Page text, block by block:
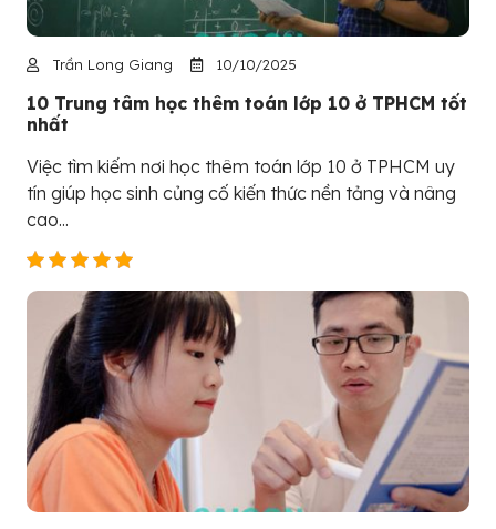
Trần Long Giang 10/10/2025
10 Trung tâm học thêm toán lớp 10 ở TPHCM tốt
nhất
Việc tìm kiếm nơi học thêm toán lớp 10 ở TPHCM uy
tín giúp học sinh củng cố kiến thức nền tảng và nâng
cao...